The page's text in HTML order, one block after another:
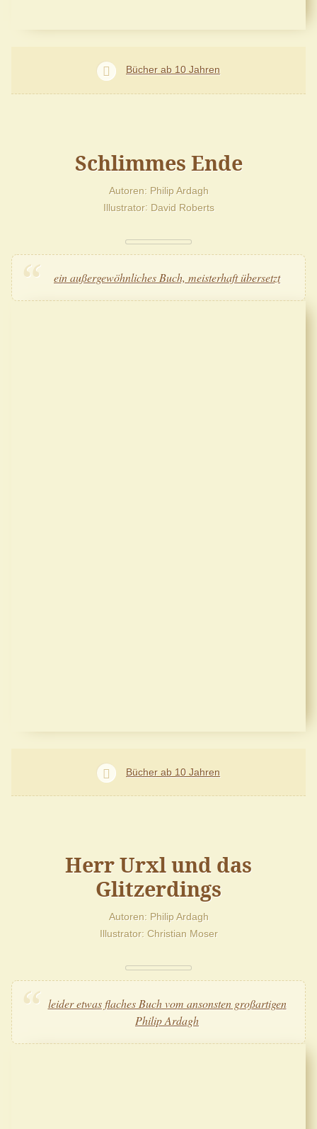
Bücher ab 10 Jahren
Schlimmes Ende
Autoren Philip Ardagh
Illustrator David Roberts
ein außergewöhnliches Buch, meisterhaft übersetzt
Bücher ab 10 Jahren
Herr Urxl und das
Glitzerdings
Autoren Philip Ardagh
Illustrator Christian Moser
leider etwas flaches Buch vom ansonsten großartigen
Philip Ardagh